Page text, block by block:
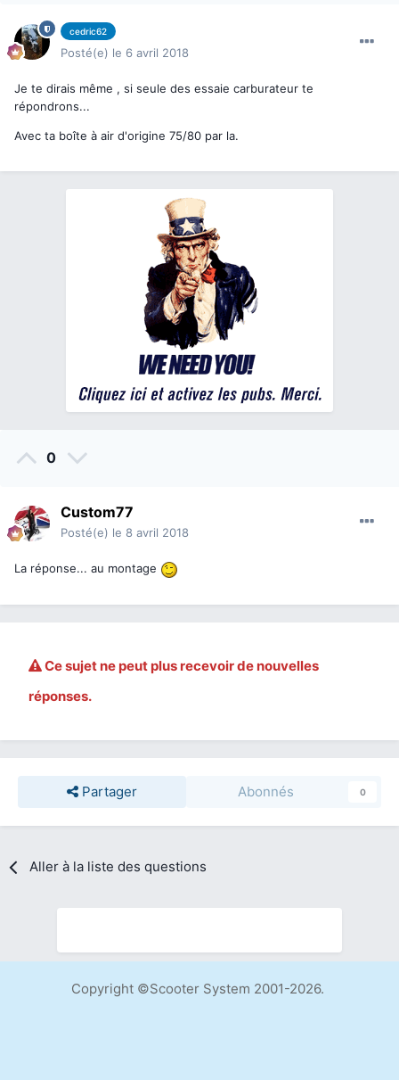
cedric62
Posté(e) le 6 avril 2018
Je te dirais même , si seule des essaie carburateur te
répondrons...
Avec ta boîte à air d'origine 75/80 par la.
0
Custom77
Posté(e) le 8 avril 2018
La réponse... au montage
Ce sujet ne peut plus recevoir de nouvelles
réponses.
Partager Abonnés 0
Aller à la liste des questions
Copyright ©Scooter System 2001-2026.